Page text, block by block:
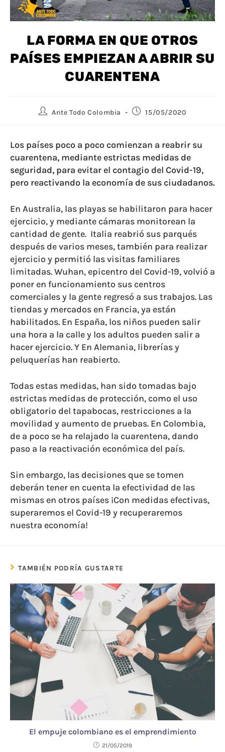
LA FORMA EN QUE OTROS
PAÍSES EMPIEZAN A ABRIR SU
CUARENTENA
Ante Todo Colombia 15/05/2020
Los países poco a poco comienzan a reabrir su
cuarentena, mediante estrictas medidas de
seguridad, para evitar el contagio del Covid-19,
pero reactivando la economía de sus ciudadanos.
En Australia, las playas se habilitaron para hacer
ejercicio, y mediante cámaras monitorean la
cantidad de gente. Italia reabrió sus parqués
después de varios meses, también para realizar
ejercicio y permitió las visitas familiares
limitadas. Wuhan, epicentro del Covid-19, volvió a
poner en funcionamiento sus centros
comerciales y la gente regresó a sus trabajos. Las
tiendas y mercados en Francia, ya están
habilitados. En España, los niños pueden salir
una hora a la calle y los adultos pueden salir a
hacer ejercicio. Y En Alemania, librerías y
peluquerías han reabierto.
Todas estas medidas, han sido tomadas bajo
estrictas medidas de protección, como el uso
obligatorio del tapabocas, restricciones a la
movilidad y aumento de pruebas. En Colombia,
de a poco se ha relajado la cuarentena, dando
paso a la reactivación económica del país.
Sin embargo, las decisiones que se tomen
deberán tener en cuenta la efectividad de las
mismas en otros países ¡Con medidas efectivas,
superaremos el Covid-19 y recuperaremos
nuestra economía!
TAMBIÉN PODRÍA GUSTARTE
El empuje colombiano es el emprendimiento
21/05/2019